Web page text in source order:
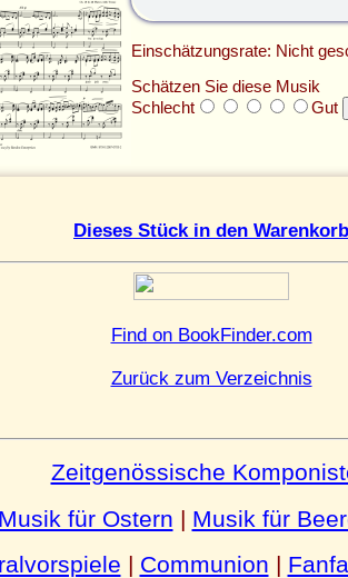
Einschätzungsrate: Nicht
Schätzen Sie diese Musik
Schlecht
Gut
Dieses Stück in den Warenkorb
Find on BookFinder.com
Zurück zum Verzeichnis
Zeitgenössische
Musik für Ostern | Musik für
| Communion |